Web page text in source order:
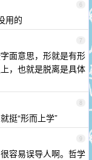
6
用的
7
面意思，形就是有形
，也就是脱离是具体
8
挺“形而上学”
9
容易误导人啊。哲学